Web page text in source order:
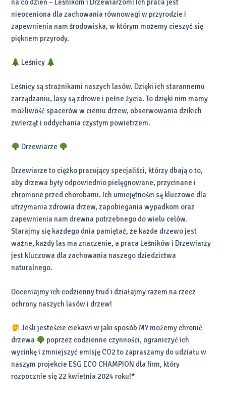
na co dzień – Leśnikom i Drzewiarzom! Ich praca jest
nieoceniona dla zachowania równowagi w przyrodzie i
zapewnienia nam środowiska, w którym możemy cieszyć się
pięknem przyrody.
Leśnicy
Leśnicy są strażnikami naszych lasów. Dzięki ich starannemu
zarządzaniu, lasy są zdrowe i pełne życia. To dzięki nim mamy
możliwość spacerów w cieniu drzew, obserwowania dzikich
zwierząt i oddychania czystym powietrzem.
Drzewiarze
Drzewiarze to ciężko pracujący specjaliści, którzy dbają o to,
aby drzewa były odpowiednio pielęgnowane, przycinane i
chronione przed chorobami. Ich umiejętności są kluczowe dla
utrzymania zdrowia drzew, zapobiegania wypadkom oraz
zapewnienia nam drewna potrzebnego do wielu celów.
Starajmy się każdego dnia pamiętać, że każde drzewo jest
ważne, każdy las ma znaczenie, a praca Leśników i Drzewiarzy
jest kluczowa dla zachowania naszego dziedzictwa
naturalnego.
Doceniajmy ich codzienny trud i działajmy razem na rzecz
ochrony naszych lasów i drzew!
Jeśli jesteście ciekawi w jaki sposób MY możemy chronić
drzewa
poprzez codzienne czynności, ograniczyć ich
wycinkę i zmniejszyć emisję CO2 to zapraszamy do udziału w
naszym projekcie ESG ECO CHAMPION dla firm, który
rozpocznie się 22 kwietnia 2024 roku!*